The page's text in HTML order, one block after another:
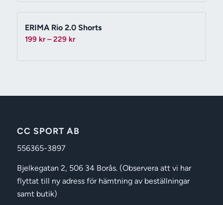
ERIMA Rio 2.0 Shorts
199 kr – 229 krPrisintervall:
till
CC SPORT AB
556365-3897
Bjelkegatan 2, 506 34 Borås. (Observera att vi har
flyttat till ny adress för hämtning av beställningar
samt butik)